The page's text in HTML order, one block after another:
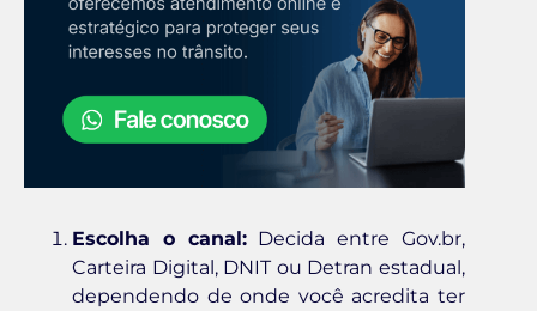
Escolha o canal:Decida entre Gov.br,
Carteira Digital, DNIT ou Detran estadual,
dependendo de onde você acredita ter